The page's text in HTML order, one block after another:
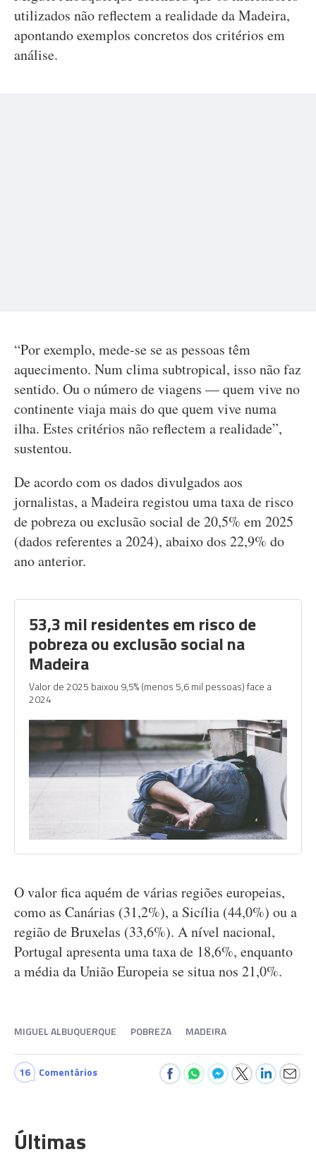
utilizados não reflectem a realidade da Madeira,
apontando exemplos concretos dos critérios em
análise.
“Por exemplo, mede-se se as pessoas têm
aquecimento. Num clima subtropical, isso não faz
sentido. Ou o número de viagens — quem vive no
continente viaja mais do que quem vive numa
ilha. Estes critérios não reflectem a realidade”,
sustentou.
De acordo com os dados divulgados aos
jornalistas, a Madeira registou uma taxa de risco
de pobreza ou exclusão social de 20,5% em 2025
(dados referentes a 2024), abaixo dos 22,9% do
ano anterior.
53,3 mil residentes em risco de
pobreza ou exclusão social na
Madeira
Valor de 2025 baixou 9,5% (menos 5,6 mil pessoas) face a
2024
O valor fica aquém de várias regiões europeias,
como as Canárias (31,2%), a Sicília (44,0%) ou a
região de Bruxelas (33,6%). A nível nacional,
Portugal apresenta uma taxa de 18,6%, enquanto
a média da União Europeia se situa nos 21,0%.
MIGUEL ALBUQUERQUE POBREZA MADEIRA
16 Comentários
Últimas